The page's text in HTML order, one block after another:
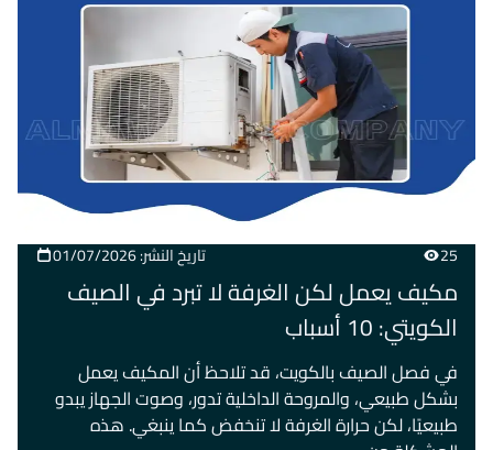
25 تاريخ النشر: 01/07/2026
مكيف يعمل لكن الغرفة لا تبرد في الصيف
الكويتي: 10 أسباب
في فصل الصيف بالكويت، قد تلاحظ أن المكيف يعمل
بشكل طبيعي، والمروحة الداخلية تدور، وصوت الجهاز يبدو
طبيعيًا، لكن حرارة الغرفة لا تنخفض كما ينبغي. هذه